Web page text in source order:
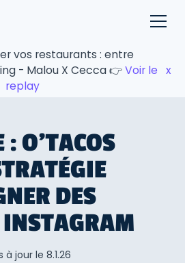
vos restaurants : entre
- Malou X Cecca 👉Voir le
replay
x
: O’TACOS
DES
à jour le 8.1.26